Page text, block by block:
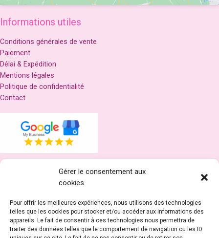
Gérer le consentement aux
cookies
Pour offrir les meilleures expériences, nous utilisons des technologies
telles que les cookies pour stocker et/ou accéder aux informations des
appareils. Le fait de consentir à ces technologies nous permettra de
traiter des données telles que le comportement de navigation ou les ID
Informations utiles
Conditions générales de vente
Paiement
Délai & Expédition
Mentions légales
Politique de confidentialité
Contact